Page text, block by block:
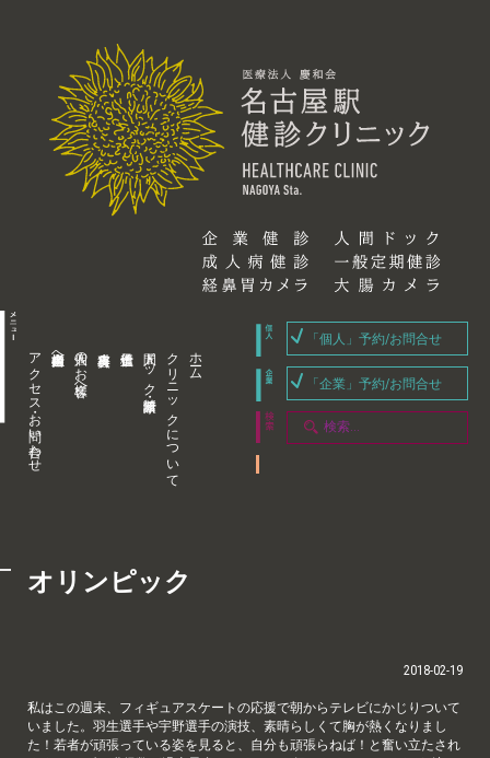
アクセス・お問い合わせ 企業内担当者様へ 個人のお客様へ 人間ドック・健康診断 クリニックについて ホーム
「個人」予約/お問合せ
「企業」予約/お問合せ
オリンピック
2018-02-19
私はこの週末、フィギュアスケートの応援で朝からテレビにかじりついて
いました。羽生選手や宇野選手の演技、素晴らしくて胸が熱くなりまし
た！若者が頑張っている姿を見ると、自分も頑張らねば！と奮い立たされ